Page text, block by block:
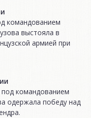
командованием
выстояла в
армией при
под командованием
одержала победу над